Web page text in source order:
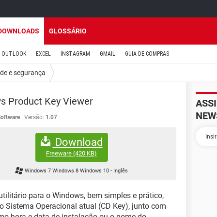
GLOSSÁRIO
OUTLOOK EXCEL INSTAGRAM GMAIL GUIA DE COMPRAS
e segurança
Product Key Viewer
Versão: 1.07
Download
Freeware (420 KB)
Windows 7 Windows 8 Windows 10- Inglês
para o Windows, bem simples e prático,
Sistema Operacional atual (CD Key), junto com